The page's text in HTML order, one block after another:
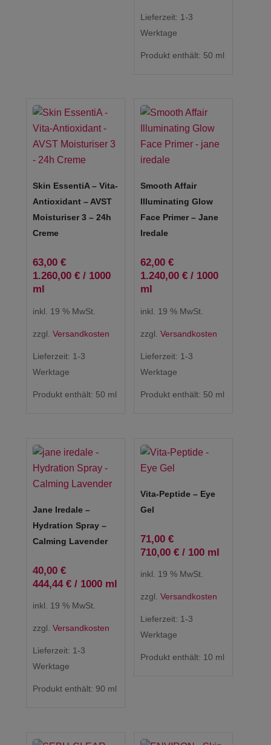
Lieferzeit: 1-3
Werktage
Produkt enthält: 50 ml
Skin EssentiA – Vita-
Antioxidant – AVST
Moisturiser 3 – 24h
Creme
63,00 €
1.260,00 €/ 1000
ml
inkl. 19 % MwSt.
zzgl. Versandkosten
Lieferzeit: 1-3
Werktage
Produkt enthält: 50 ml
Smooth Affair
Illuminating Glow
Face Primer – Jane
Iredale
62,00 €
1.240,00 €/ 1000
ml
inkl. 19 % MwSt.
zzgl. Versandkosten
Lieferzeit: 1-3
Werktage
Produkt enthält: 50 ml
Jane Iredale –
Hydration Spray –
Calming Lavender
40,00 €
444,44 €/ 1000 ml
inkl. 19 % MwSt.
zzgl. Versandkosten
Lieferzeit: 1-3
Werktage
Produkt enthält: 90 ml
Vita-Peptide – Eye
Gel
71,00 €
710,00 €/ 100 ml
inkl. 19 % MwSt.
zzgl. Versandkosten
Lieferzeit: 1-3
Werktage
Produkt enthält: 10 ml